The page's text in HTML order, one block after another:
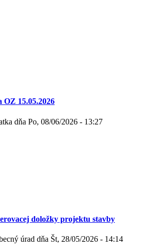
OZ 15.05.2026
dňa Po, 08/06/2026 - 13:27
doložky projektu stavby
úrad dňa Št, 28/05/2026 - 14:14